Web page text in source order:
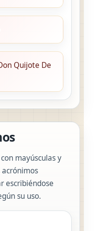
Quijote De
mayúsculas y
escribiéndose
su uso.